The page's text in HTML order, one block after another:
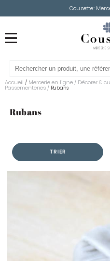
Cousette:
Accueil / Mercerie en ligne / Décorer &
Passementeries / Rubans
Rubans
TRIER